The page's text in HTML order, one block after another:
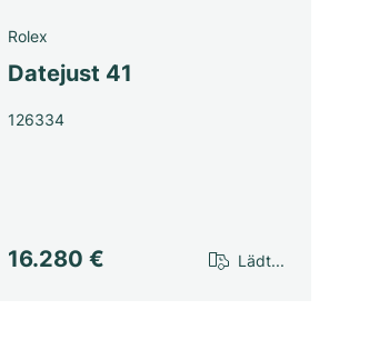
Rolex
Datejust 41
126334
16.280 € Lädt...